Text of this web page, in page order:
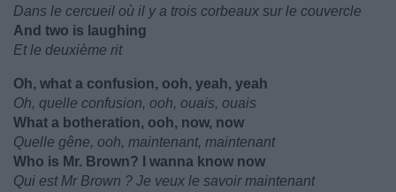
Dans le cercueil où il y a trois corbeaux sur le couvercle
And two is laughing
Et le deuxième rit
Oh, what a confusion, ooh, yeah, yeah
Oh, quelle confusion, ooh, ouais, ouais
What a botheration, ooh, now, now
Quelle gêne, ooh, maintenant, maintenant
Who is Mr. Brown? I wanna know now
Qui est Mr Brown ? Je veux le savoir maintenant